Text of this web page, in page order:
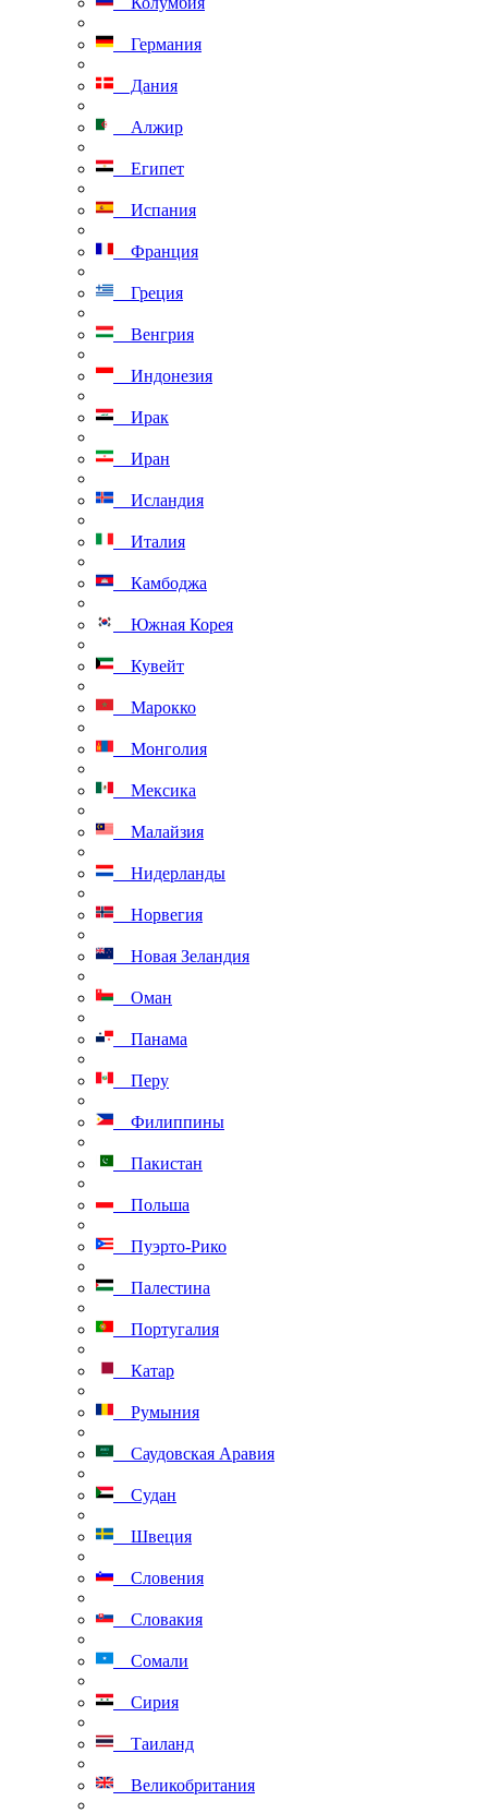
Германия
Дания
Алжир
Египет
Испания
Франция
Греция
Венгрия
Индонезия
Ирак
Иран
Исландия
Италия
Камбоджа
Южная Корея
Кувейт
Марокко
Монголия
Мексика
Малайзия
Нидерланды
Норвегия
Новая Зеландия
Оман
Панама
Перу
Филиппины
Пакистан
Польша
Пуэрто-Рико
Палестина
Португалия
Катар
Румыния
Саудовская Аравия
Судан
Швеция
Словения
Словакия
Сомали
Сирия
Таиланд
Великобритания